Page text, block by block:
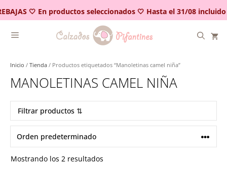
🤍 En productos seleccionados 🤍 Hasta el 31/08 incluido
al
contenido
Inicio / Tienda / Productos etiquetados “Manoletinas camel niña”
MANOLETINAS CAMEL NIÑA
Filtrar productos ⇅
Mostrando los 2 resultados